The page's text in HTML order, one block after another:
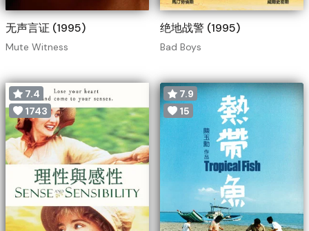
无声言证 (1995)
Mute Witness
绝地战警 (1995)
Bad Boys
7.4
1743
7.9
15